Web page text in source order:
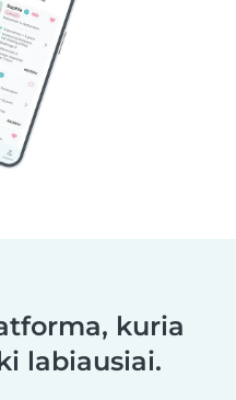
kuria
labiausiai.